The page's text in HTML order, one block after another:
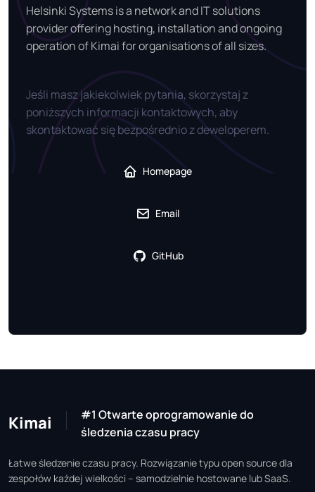
Helsinki Systems is a network and IT solutions
provider offering hosting, installation and ongoing
operation of Kimai for organisations of all sizes.
Jeśli masz jakiekolwiek pytania, skorzystaj z
poniższych informacji kontaktowych, aby
skontaktować się bezpośrednio z deweloperem.
Homepage
Email
GitHub
Kimai
#1 Otwarte oprogramowanie do
śledzenia czasu pracy
Łatwe śledzenie czasu pracy. Rozwiązanie typu open source dla
zespołów każdej wielkości – samodzielnie hostowane lub SaaS.